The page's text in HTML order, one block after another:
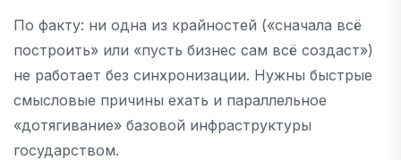
По факту: ни одна из крайностей («сначала всё
построить» или «пусть бизнес сам всё создаст»)
не работает без синхронизации. Нужны быстрые
смысловые причины ехать и параллельное
«дотягивание» базовой инфраструктуры
государством.